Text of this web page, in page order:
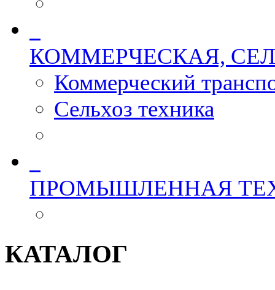
КОММЕРЧЕСКАЯ,
Коммерческий
Сельхоз техника
ПРОМЫШЛЕННАЯ
КАТАЛОГ